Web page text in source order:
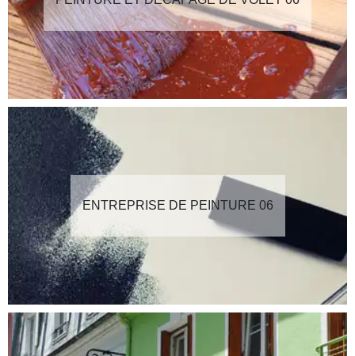
ENTREPRISE DE PEINTURE 06